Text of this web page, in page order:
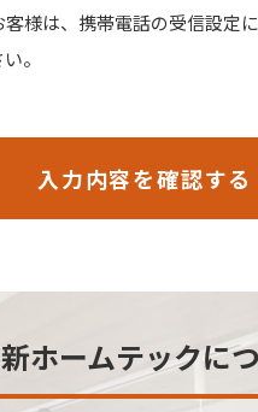
様は、携帯電話の受信設定
。
ホームテックに